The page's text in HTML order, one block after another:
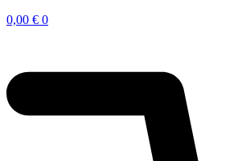
0,00 € 0